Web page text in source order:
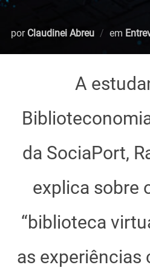
por Claudinei Abreu em
A
da SociaPort,
explica sobre
“biblioteca
as experiências